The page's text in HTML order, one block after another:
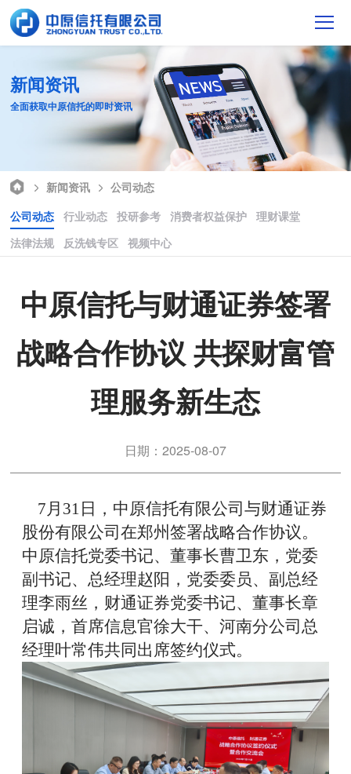
新闻资讯
全面获取中原信托的即时资讯
新闻资讯
公司动态
公司动态
行业动态 投研参考 消费者权益保护
理财课堂
法律法规
反洗钱专区 视频中心
中原信托与财通证券签署
战略合作协议 共探财富管
理服务新生态
日期：2025-08-07
7月31日，中原信托有限公司与财通证券
股份有限公司在郑州签署战略合作协议。
中原信托党委书记、董事长曹卫东，党委
副书记、总经理赵阳，党委委员、副总经
理李雨丝，财通证券党委书记、董事长章
启诚，首席信息官徐大干、河南分公司总
经理叶常伟共同出席签约仪式。